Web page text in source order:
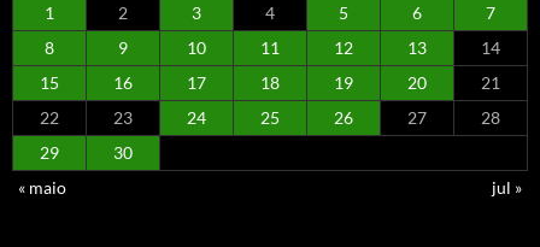
1
2 3 4 5 6
7
8
9 10 11 12 13
14
15
16 17 18 19 20
21
22
23 24 25 26 27
28
29
30
« maio
jul »